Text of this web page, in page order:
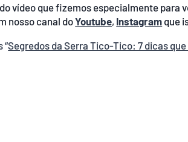
vídeo que fizemos especialmente
nosso canal doYoutube, Instagram que
“Segredos da Serra Tico-Tico: 7 dicas